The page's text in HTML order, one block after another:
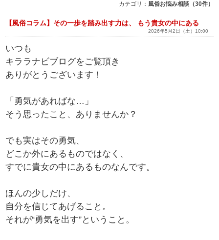
カテゴリ： 風俗お悩み相談（30件）
【風俗コラム】その一歩を踏み出す力は、 もう貴女の中にある
2026年5月2日（土）10:00
いつも
キララナビブログをご覧頂き
ありがとうございます！
「勇気があればな…」
そう思ったこと、ありませんか？
でも実はその勇気、
どこか外にあるものではなく、
すでに貴女の中にあるものなんです。
ほんの少しだけ、
自分を信じてあげること。
それが“勇気を出す”ということ。